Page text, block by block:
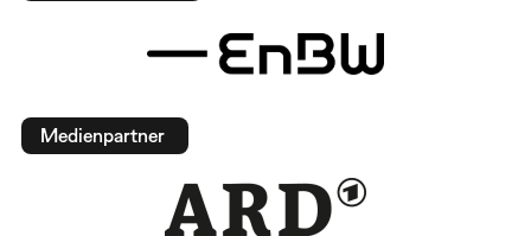
Medienpartner